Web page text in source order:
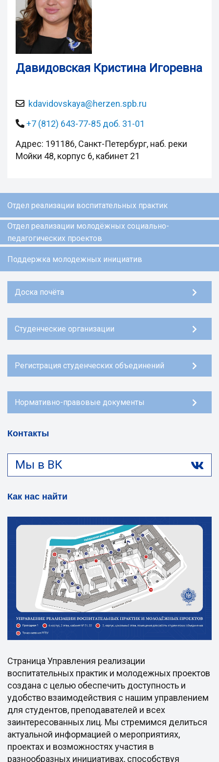
Давидовская Кристина Игоревна
kdavidovskaya@herzen.spb.ru
+7 (812) 643-77-85 доб. 31-01
Адрес: 191186, Санкт-Петербург, наб. реки
Мойки 48, корпус 6, кабинет 21
Отдел реализации воспитательных практик
Отдел реализации молодёжных социально-
педагогических проектов
Поддержка молодежных инициатив
Доска почёта
Студенческие организации
Регистрация студенческих объединений
Нормативно-правовые документы
Контакты
Мы в ВК
Как нас найти
Страница Управления реализации
воспитательных практик и молодежных проектов
создана с целью обеспечить доступность и
удобство взаимодействия с нашим управлением
для студентов, преподавателей и всех
заинтересованных лиц. Мы стремимся делиться
актуальной информацией о мероприятиях,
проектах и возможностях участия в
разнообразных инициативах, способствуя